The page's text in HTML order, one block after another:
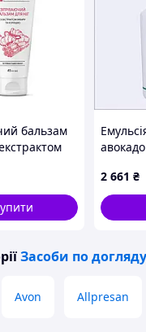
бальзам
2 661 ₴
Засоби по
Avon Allpresan